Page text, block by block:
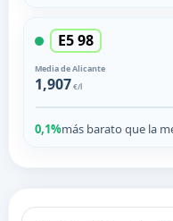
E5 98
Media de Alicante
1,907€/l
0,1%más barato que la